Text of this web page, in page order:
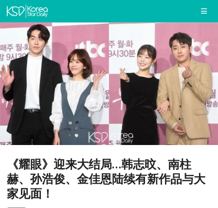
《耀眼》迎来大结局…韩志旼、南柱
赫、孙浩俊、金佳恩陆续有新作品与大
家见面！